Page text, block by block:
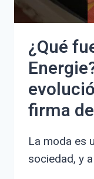
¿Qué
firma
La moda es
sociedad, y